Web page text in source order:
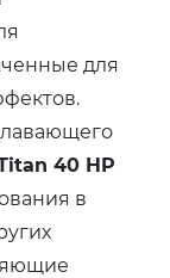
для
40 HP
в